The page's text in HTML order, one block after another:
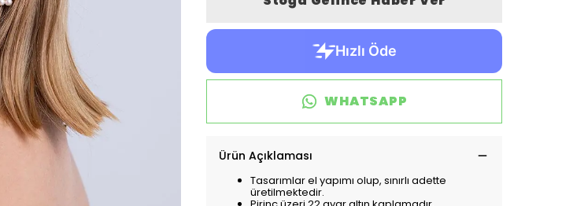
WHATSAPP
Ürün Açıklaması
Tasarımlar el yapımı olup, sınırlı adette
üretilmektedir.